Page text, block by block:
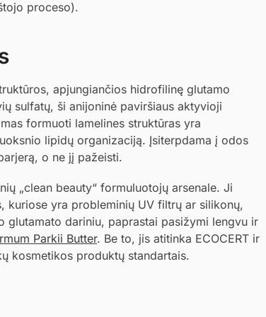
proceso).
apjungiančios hidrofilinę glutamo
sulfatų, ši anijoninė paviršiaus aktyvioji
formuoti lamelines struktūras yra
lipidų organizaciją. Įsiterpdama į odos
o ne jį pažeisti.
„clean beauty“ formuluotojų arsenale. Ji
kuriose yra probleminių UV filtrų ar silikonų,
glutamato dariniu, paprastai pasižymi lengvu ir
Parkii Butter. Be to, jis atitinka ECOCERT ir
kosmetikos produktų standartais.